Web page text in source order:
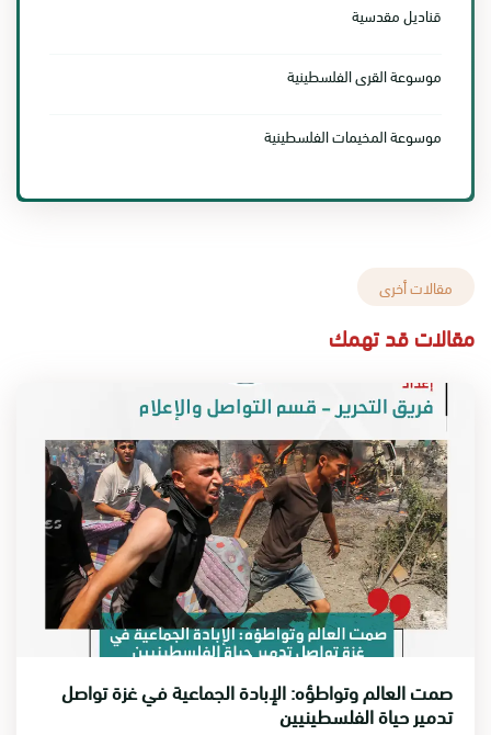
قناديل مقدسية
موسوعة القرى الفلسطينية
موسوعة المخيمات الفلسطينية
مقالات أخرى
مقالات قد تهمك
صمت العالم وتواطؤه: الإبادة الجماعية في غزة تواصل
تدمير حياة الفلسطينيين